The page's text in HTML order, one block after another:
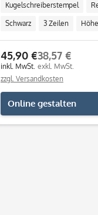
Kugelschreiberstempel
Schwarz 3 Zeilen
Breite: 33 mm Individuell
45,90 €
inkl. MwSt.
38,57 €
exkl. MwSt.
zzgl. Versandkosten
Online gestalten